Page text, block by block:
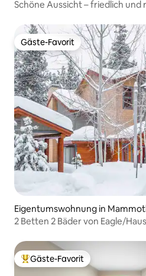
Schöne Aussicht – friedlich und
Gäste-Favorit
Gäste-Favorit
Eigentumswohnung in
2 Betten 2 Bäder von Eagle/
Beliebter Gäste-Favorit.
Gäste-Favorit